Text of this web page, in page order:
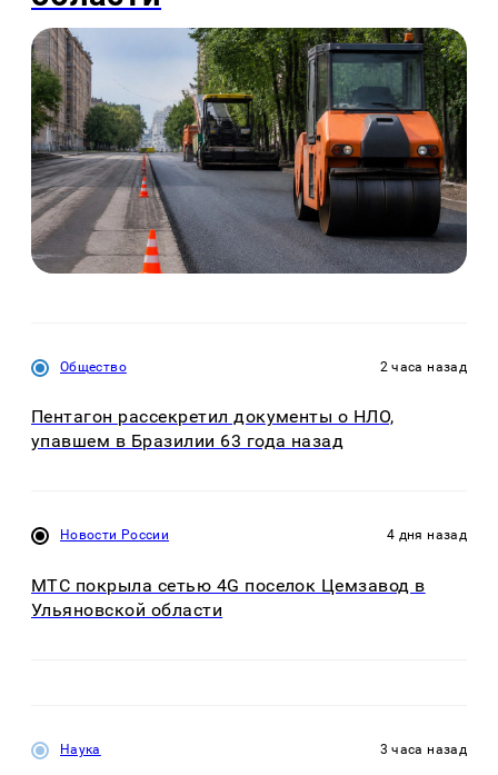
Общество 2 часа назад
Пентагон рассекретил документы о НЛО,
упавшем в Бразилии 63 года назад
Новости России 4 дня назад
МТС покрыла сетью 4G поселок Цемзавод в
Ульяновской области
Наука 3 часа назад